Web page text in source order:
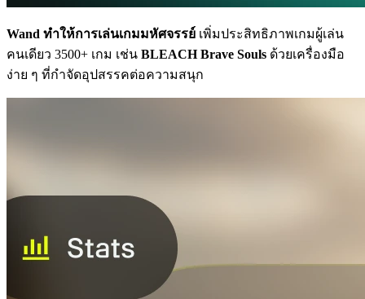
Wand ทำให้การเล่นเกมมหัศจรรย์ เพิ่มประสิทธิภาพเกมผู้เล่น
คนเดียว 3500+ เกม เช่น BLEACH Brave Souls ด้วยเครื่องมือ
ง่าย ๆ ที่กำจัดอุปสรรคต่อความสนุก